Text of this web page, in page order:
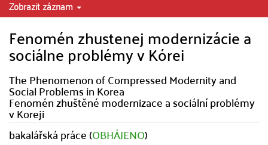
Zobrazit záznam
Fenomén zhustenej modernizácie a
sociálne problémy v Kórei
The Phenomenon of Compressed Modernity and
Social Problems in Korea
Fenomén zhuštěné modernizace a sociální problémy
v Koreji
bakalářská práce (OBHÁJENO)